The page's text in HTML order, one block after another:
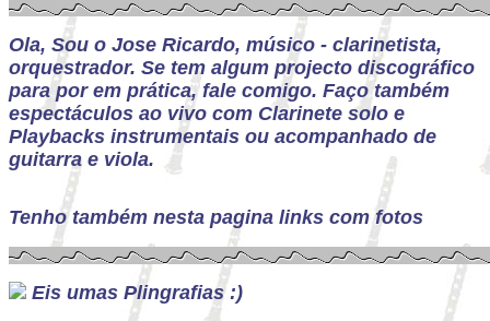
Ola, Sou o Jose Ricardo, músico - clarinetista,
orquestrador. Se tem algum projecto discográfico
para por em prática, fale comigo. Faço também
espectáculos ao vivo com Clarinete solo e
Playbacks instrumentais ou acompanhado de
guitarra e viola.
Tenho também nesta pagina links com fotos
Eis umas Plingrafias :)